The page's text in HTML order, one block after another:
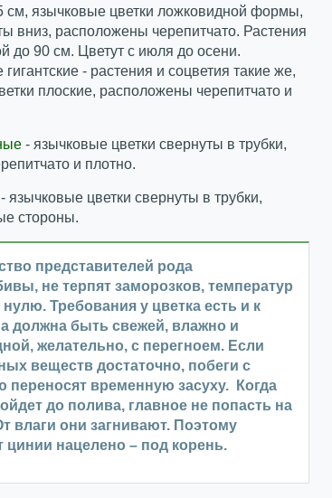
см, язычковые цветки ложковидной формы,
вниз, расположены черепитчато. Растения
до 90 см. Цветут с июля до осени.
- растения и соцветия такие же,
плоские, расположены черепитчато и
- язычковые цветки свернуты в трубки,
и плотно.
- язычковые цветки свернуты в трубки,
стороны.
представителей рода
не терпят заморозков, температур
нулю. Требования у цветка есть и к
должна быть свежей, влажно и
желательно, с перегноем. Если
веществ достаточно, побеги с
переносят временную засуху. Когда
до полива, главное не попасть на
влаги они загнивают. Поэтому
цинии нацелено – под корень.